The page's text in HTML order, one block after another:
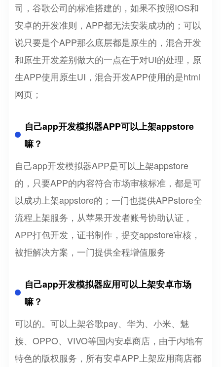
司，谷歌公司的标准搭建的，如果不按照IOS和
安卓的开发准则，APP都无法安装成功的；可以
说只要是个APP那么底层都是原生的，混合开发
和原生开发差别做大的一点在于对UI的处理，原
生APP使用原生UI，混合开发APP使用的是html
网页；
自己app开发模拟器APP可以上架appstore
嘛？
自己app开发模拟器APP是可以上架appstore
的，只要APP的内容符合市场审核标准，都是可
以成功上架appstore的；一门也提供APPstore全
流程上架服务，从苹果开发者账号协助认证，
APP打包开发，证书制作，提交appstore审核，
被拒解决方案，一门提供全程增值服务
自己app开发模拟器应用可以上架安卓市场
嘛？
可以的。可以上架谷歌pay、华为、小米、魅
族、OPPO、VIVO等国内安卓商店，由于内地有
特色的版权服务，所有安卓APP上架应用商店都